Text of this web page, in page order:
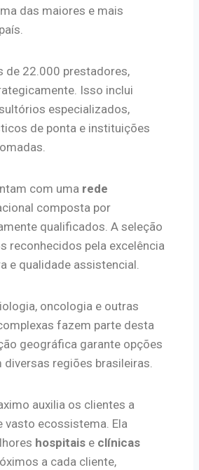
das maiores e mais
de 22.000 prestadores,
Isso inclui
especializados,
de ponta e instituições
com uma rede
composta por
qualificados. A seleção
reconhecidos pela excelência
e qualidade assistencial.
oncologia e outras
fazem parte desta
geográfica garante opções
diversas regiões brasileiras.
auxilia os clientes a
vasto ecossistema. Ela
hospitais e clínicas
a cada cliente,